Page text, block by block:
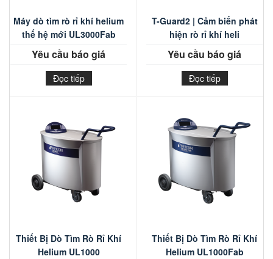
Máy dò tìm rò rỉ khí helium
thế hệ mới UL3000Fab
(Plus)
Yêu cầu báo giá
Đọc tiếp
T-Guard2 | Cảm biến phát
hiện rò rỉ khí heli
Yêu cầu báo giá
Đọc tiếp
Thiết Bị Dò Tìm Rò Rỉ Khí
Helium UL1000
Thiết Bị Dò Tìm Rò Rỉ Khí
Helium UL1000Fab